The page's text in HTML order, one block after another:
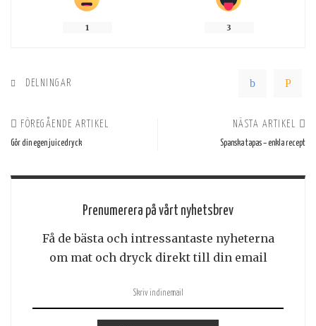
1 3
DELNINGAR
FÖREGÅENDE ARTIKEL
Gör din egen juicedryck
NÄSTA ARTIKEL
Spanska tapas – enkla recept
Prenumerera på vårt nyhetsbrev
Få de bästa och intressantaste nyheterna
om mat och dryck direkt till din email